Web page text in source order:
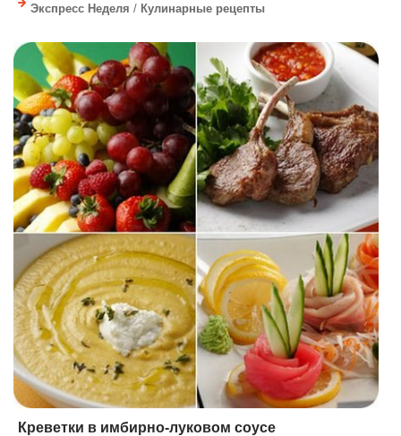
Экспресс Неделя / Кулинарные рецепты
Креветки в имбирно-луковом соусе